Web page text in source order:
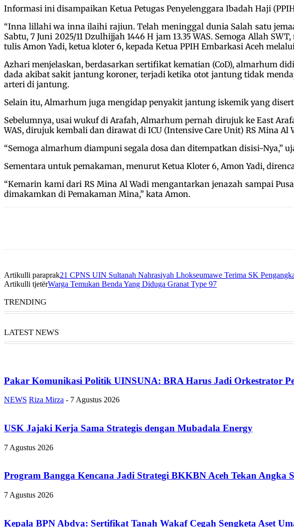
Informasi ini disampaikan Ketua Petugas Penyelenggara Ibadah Haji
“Inna lillahi wa inna ilaihi rajiun. Telah meninggal dunia Salah satu
Sabtu, 7 Juni 2025/11 Dzulhijjah 1446 H jam 13.35 WAS. Semoga Allah
tulis Amon Yadi, ketua kloter 6, kepada Ketua PPIH Embarkasi Aceh
Azhari menjelaskan, berdasarkan sertifikat kematian (CoD), almarhum
dada akibat sakit jantung koroner, terjadi ketika otot jantung tidak
arteri di jantung.
Selain itu, Almarhum juga mengidap penyakit jantung iskemik yang
Sebelumnya, usai wukuf di Arafah, Almarhum pernah dirujuk ke East
WAS, dirujuk kembali dan dirawat di ICU (Intensive Care Unit) RS Mina Al
“Semoga almarhum diampuni segala dosa dan ditempatkan disisi-Nya,”
Sementara untuk pemakaman, menurut Ketua Kloter 6, Amon Yadi,
“Kemarin kami dari RS Mina Al Wadi mengantarkan jenazah sampai
dimakamkan di Pemakaman Mina,” kata Amon.
Artikulli paraprak21 CPNS UIN Sultanah Nahrasiyah Lhokseumawe Terima SK
Artikulli tjetërWarga Temukan Benda Yang Diduga Granat Type 97
TRENDING
LATEST NEWS
Pakar Komunikasi Politik UINSUNA: BRA Harus Jadi Orkestrator
NEWS Riza Mirza - 7 Agustus 2026
USK Jajaki Kerja Sama Strategis dengan Mubadala Energy
7 Agustus 2026
Program Bangga Kencana Jadi Strategi BKKBN Aceh Tekan Angka
7 Agustus 2026
Kepala BPN Abdya: Sertifikat Tanah Wakaf Cegah Sengketa Aset